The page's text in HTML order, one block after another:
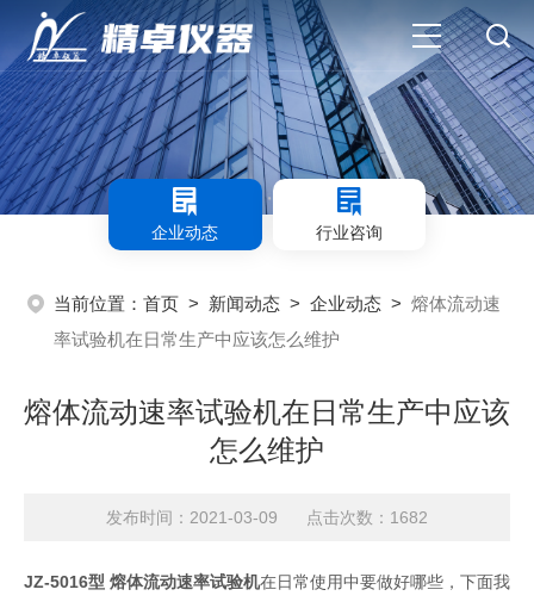
企业动态 行业咨询
当前位置： 首页 > 新闻动态 > 企业动态 > 熔体流动速
率试验机在日常生产中应该怎么维护
熔体流动速率试验机在日常生产中应该
怎么维护
发布时间：2021-03-09 点击次数：1682
JZ-5016型 熔体流动速率试验机在日常使用中要做好哪些，下面我